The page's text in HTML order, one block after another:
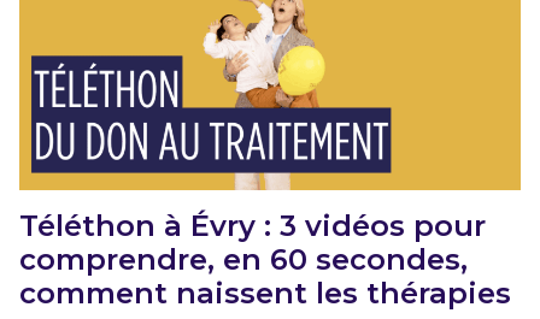
Téléthon à Évry : 3 vidéos pour
comprendre, en 60 secondes,
comment naissent les thérapies